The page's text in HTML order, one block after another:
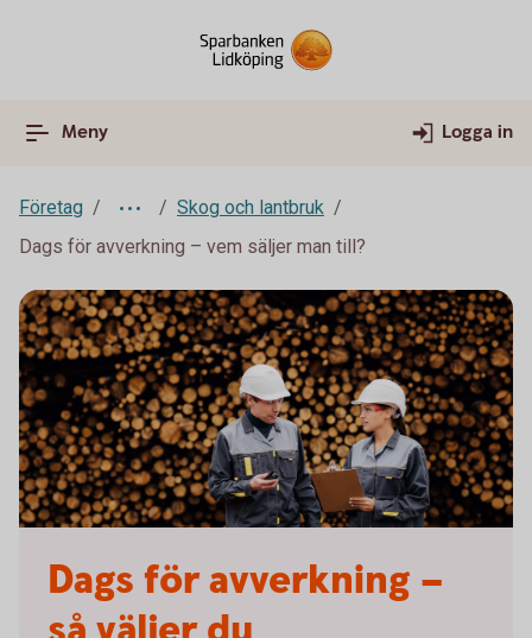
Meny Logga in
Företag
Skog och lantbruk
Dags för avverkning – vem säljer man till?
Dags för avverkning –